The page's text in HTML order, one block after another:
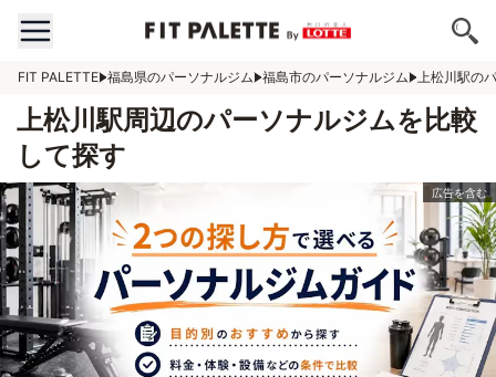
FIT PALETTE 福島県のパーソナルジム 福島市のパーソナルジム 上松川駅の
上松川駅周辺のパーソナルジムを比較
して探す